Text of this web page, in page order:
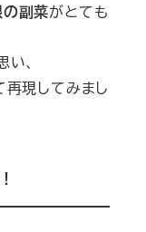
副菜がとても
、
再現してみまし